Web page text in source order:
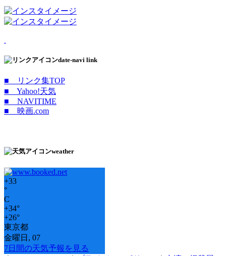
date-navi link
■ リンク集TOP
■ Yahoo!天気
■ NAVITIME
■ 映画.com
weather
+33
°
C
+34°
+26°
東京都
金曜日, 07
7日間の天気予報を見る